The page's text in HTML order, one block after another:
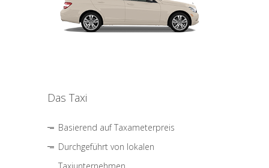
Das Taxi
Basierend auf Taxameterpreis
Durchgeführt von lokalen